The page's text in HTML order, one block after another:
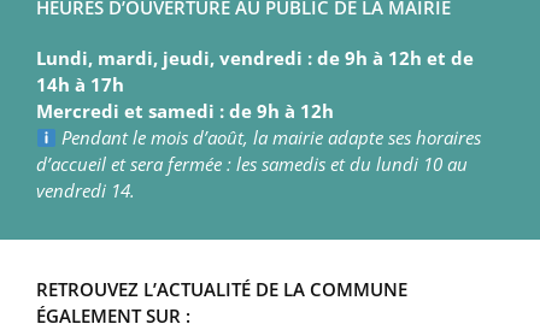
HEURES D’OUVERTURE AU PUBLIC DE LA MAIRIE
Lundi, mardi, jeudi, vendredi : de 9h à 12h et de
14h à 17h
Mercredi et samedi : de 9h à 12h
Pendant le mois d’août, la mairie adapte ses horaires
d’accueil et sera fermée : les samedis et du lundi 10 au
vendredi 14.
RETROUVEZ L’ACTUALITÉ DE LA COMMUNE
ÉGALEMENT SUR :